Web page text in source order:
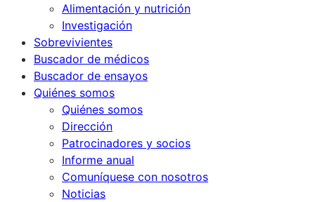
Alimentación y nutrición
Investigación
Sobrevivientes
Buscador de médicos
Buscador de ensayos
Quiénes somos
Quiénes somos
Dirección
Patrocinadores y socios
Informe anual
Comuníquese con nosotros
Noticias